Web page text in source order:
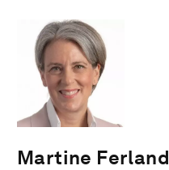
Martine Ferland